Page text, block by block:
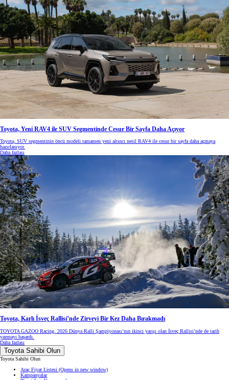
Toyota, Yeni RAV4 ile SUV Segmentinde Cesur Bir Sayfa Daha Açıyor
Toyota, SUV segmentinin öncü modeli tamamen yeni altıncı nesil RAV4 ile cesur bir sayfa daha açmaya
hazırlanıyor.
Daha fazlası
Toyota, Karlı İsveç Rallisi’nde Zirveyi Bir Kez Daha Bırakmadı
TOYOTA GAZOO Racing, 2026 Dünya Ralli Şampiyonası’nın ikinci yarışı olan İsveç Rallisi’nde de tarih
yazmayı başardı.
Daha fazlası
Toyota Sahibi Olun
Toyota Sahibi Olun
Araç Fiyat Listesi (Opens in new window)
Kampanyalar